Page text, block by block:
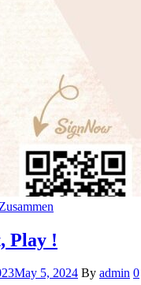
Zusammen
Play !
May 5, 2024 By admin 0